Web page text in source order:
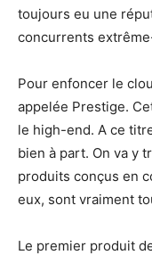
toujours eu une
concurrents
Pour enfoncer le
appelée Prestige.
le high-end. A ce
bien à part. On va y
produits conçus en
eux, sont vraiment
Le premier produit